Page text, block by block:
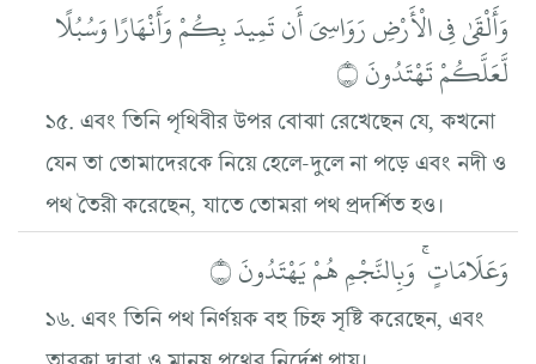
وَأَلْقَىٰ فِي الْأَرْضِ رَوَاسِيَ أَن تَمِيدَ بِكُمْ وَأَنْهَارًا وَسُبُلًا
لَّعَلَّكُمْ تَهْتَدُونَ ۝
১৫. এবং তিনি পৃথিবীর উপর বোঝা রেখেছেন যে, কখনো
যেন তা তোমাদেরকে নিয়ে হেলে-দুলে না পড়ে এবং নদী ও
পথ তৈরী করেছেন, যাতে তোমরা পথ প্রদর্শিত হও।
وَعَلَامَاتٍ ۚ وَبِالنَّجْمِ هُمْ يَهْتَدُونَ ۝
১৬. এবং তিনি পথ নির্ণয়ক বহু চিহ্ন সৃষ্টি করেছেন, এবং
তারকা দ্বারা ও মানুষ পথের নির্দেশ পায়।